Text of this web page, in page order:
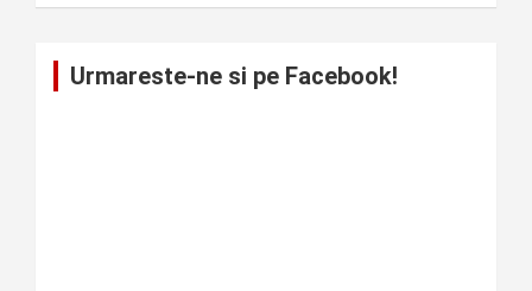
Urmareste-ne si pe Facebook!